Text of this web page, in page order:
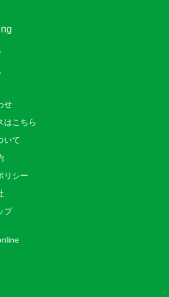
せ
はこちら
いて
リシー
プ